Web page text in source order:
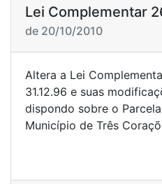
Lei Complementar
de 20/10/2010
Altera a Lei
31.12.96 e suas
dispondo sobre o
Município de Três